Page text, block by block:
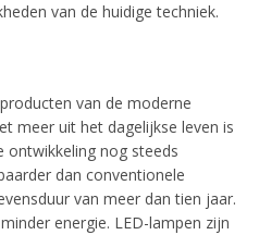
van de huidige techniek.
van de moderne
meer uit het dagelijkse leven is
ontwikkeling nog steeds
dan conventionele
van meer dan tien jaar.
energie. LED-lampen zijn